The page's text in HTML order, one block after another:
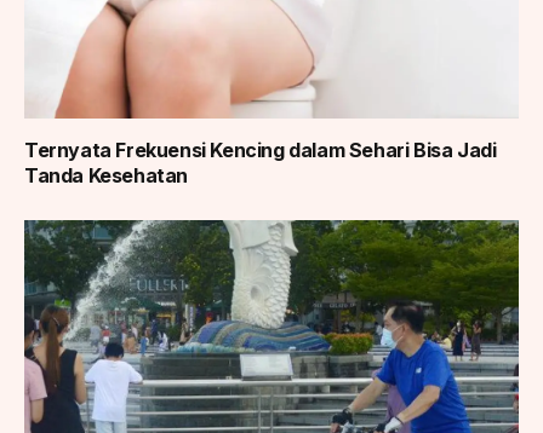
Ternyata Frekuensi Kencing dalam Sehari Bisa Jadi
Tanda Kesehatan